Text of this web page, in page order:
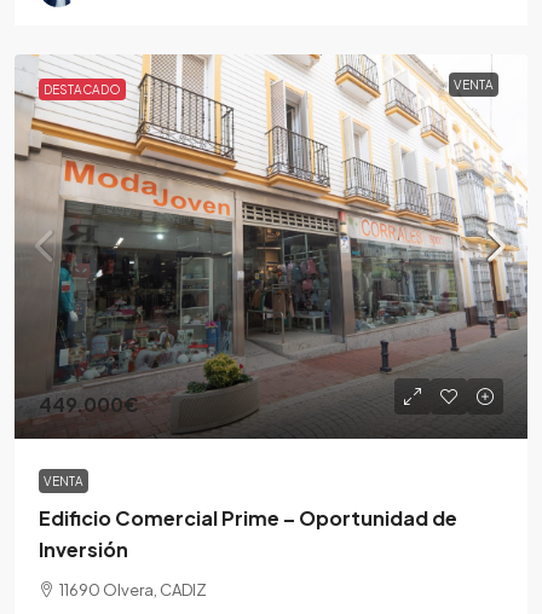
DESTACADO VENTA
449.000€
VENTA
Edificio Comercial Prime – Oportunidad de
Inversión
11690 Olvera, CADIZ